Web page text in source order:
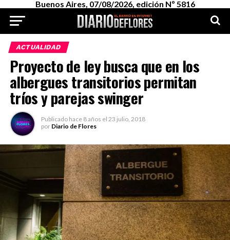
Buenos Aires, 07/08/2026, edición Nº 5816
ACTUALIDAD
Proyecto de ley busca que en los
albergues transitorios permitan
tríos y parejas swinger
Publicado hace 8 años el 23 julio, 2018
por Diario de Flores